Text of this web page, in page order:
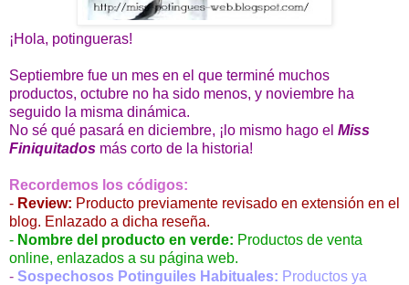
¡Hola, potingueras!
Septiembre fue un mes en el que terminé muchos
productos, octubre no ha sido menos, y noviembre ha
seguido la misma dinámica.
No sé qué pasará en diciembre, ¡lo mismo hago el Miss
Finiquitados más corto de la historia!
Recordemos los códigos:
- Review: Producto previamente revisado en extensión en el
blog. Enlazado a dicha reseña.
- Nombre del producto en verde: Productos de venta
online, enlazados a su página web.
- Sospechosos Potinguiles Habituales: Productos ya